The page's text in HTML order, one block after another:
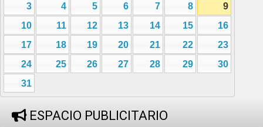
3
4 5 6 7 8
9
10
11 12 13 14 15
16
17
18 19 20 21 22
23
24
25 26 27 28 29
30
31
ESPACIO PUBLICITARIO